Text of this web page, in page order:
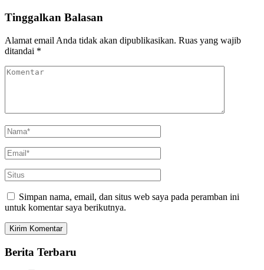
Tinggalkan Balasan
Alamat email Anda tidak akan dipublikasikan. Ruas yang wajib
ditandai *
Simpan nama, email, dan situs web saya pada peramban ini
untuk komentar saya berikutnya.
Berita Terbaru